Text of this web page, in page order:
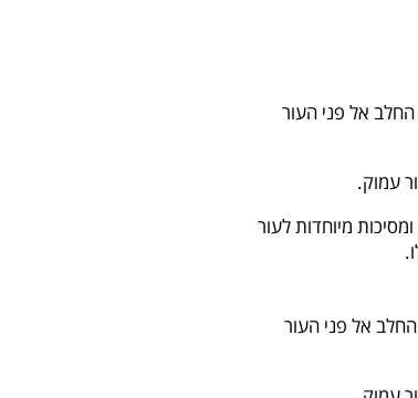
החלב אל פני העור
עמוק.
מיוחדות לעור
אל פני העור